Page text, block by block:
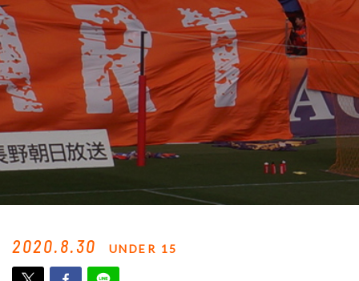
2020.8.30 UNDER 15